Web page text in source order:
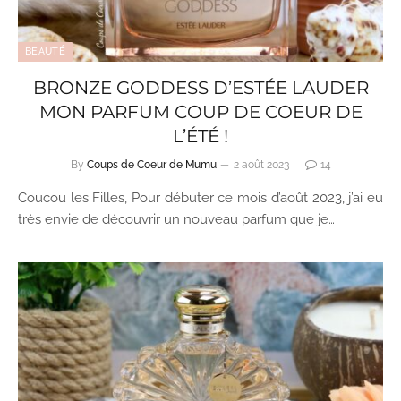
BEAUTÉ
BRONZE GODDESS D’ESTÉE LAUDER
MON PARFUM COUP DE COEUR DE
L’ÉTÉ !
By Coups de Coeur de Mumu 2 août 2023 14
Coucou les Filles, Pour débuter ce mois d’août 2023, j’ai eu
très envie de découvrir un nouveau parfum que je…